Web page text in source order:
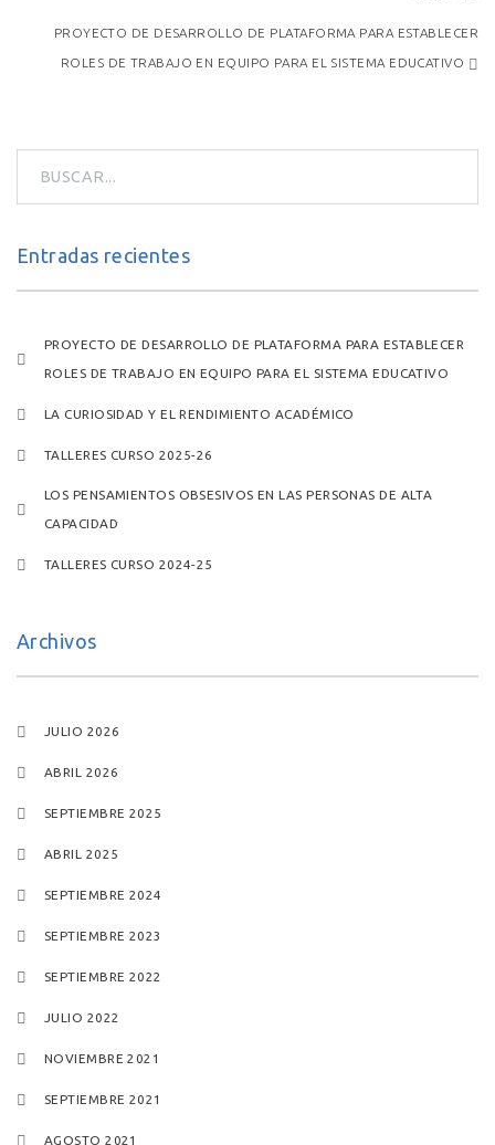
PROYECTO DE DESARROLLO DE PLATAFORMA PARA ESTABLECER
ROLES DE TRABAJO EN EQUIPO PARA EL SISTEMA EDUCATIVO
Entradas recientes
PROYECTO DE DESARROLLO DE PLATAFORMA PARA ESTABLECER
ROLES DE TRABAJO EN EQUIPO PARA EL SISTEMA EDUCATIVO
LA CURIOSIDAD Y EL RENDIMIENTO ACADÉMICO
TALLERES CURSO 2025-26
LOS PENSAMIENTOS OBSESIVOS EN LAS PERSONAS DE ALTA
CAPACIDAD
TALLERES CURSO 2024-25
Archivos
JULIO 2026
ABRIL 2026
SEPTIEMBRE 2025
ABRIL 2025
SEPTIEMBRE 2024
SEPTIEMBRE 2023
SEPTIEMBRE 2022
JULIO 2022
NOVIEMBRE 2021
SEPTIEMBRE 2021
AGOSTO 2021